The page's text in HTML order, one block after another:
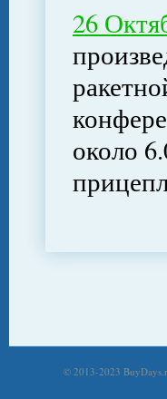
26
около
© 2013-2023